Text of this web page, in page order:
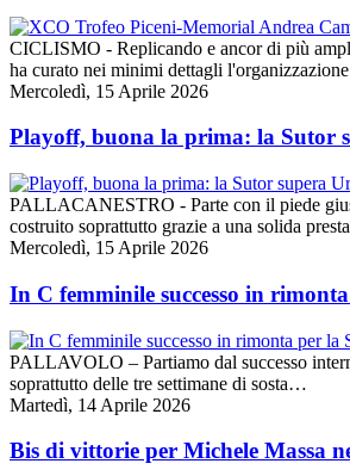
CICLISMO - Replicando e ancor di più
ha curato nei minimi dettagli
Mercoledì, 15 Aprile 2026
Playoff, buona la prima: la Sutor
PALLACANESTRO - Parte con il piede
costruito soprattutto grazie a una solida
Mercoledì, 15 Aprile 2026
In C femminile successo in
PALLAVOLO – Partiamo dal successo
soprattutto delle tre settimane di sosta…
Martedì, 14 Aprile 2026
Bis di vittorie per Michele Massa